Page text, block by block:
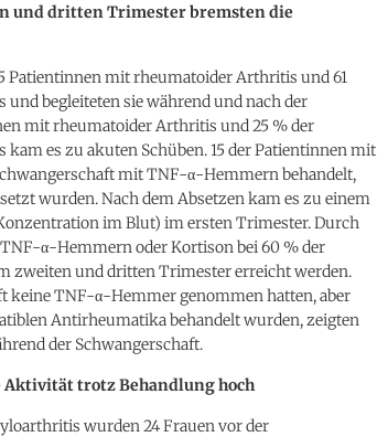
und dritten Trimester bremsten die
Patientinnen mit rheumatoider Arthritis und 61
begleiteten sie während und nach der
mit rheumatoider Arthritis und 25 % der
es zu akuten Schüben. 15 der Patientinnen mit
mit TNF-α-Hemmern behandelt,
wurden. Nach dem Absetzen kam es zu einem
im Blut) im ersten Trimester. Durch
α-Hemmern oder Kortison bei 60 % der
zweiten und dritten Trimester erreicht werden.
keine TNF-α-Hemmer genommen hatten, aber
Antirheumatika behandelt wurden, zeigten
der Schwangerschaft.
trotz Behandlung hoch
wurden 24 Frauen vor der